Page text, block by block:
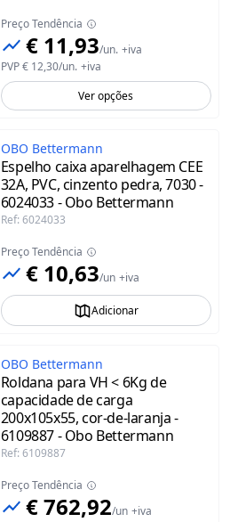
Preço Tendência
€ 11,93/un. +iva
PVP€ 12,30/un. +iva
Ver opções
OBO Bettermann
Espelho caixa aparelhagem CEE
32A, PVC, cinzento pedra, 7030 -
6024033 - Obo Bettermann
Ref: 6024033
Preço Tendência
€ 10,63/un +iva
Adicionar
OBO Bettermann
Roldana para VH < 6Kg de
capacidade de carga
200x105x55, cor-de-laranja -
6109887 - Obo Bettermann
Ref: 6109887
Preço Tendência
€ 762,92/un +iva